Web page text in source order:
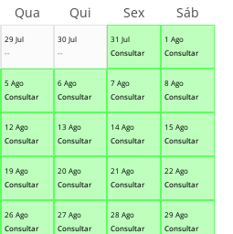
29 Jul
--
30 Jul
--
31 Jul
Consultar
1 Ago
Consultar
5 Ago
Consultar
6 Ago
Consultar
7 Ago
Consultar
8 Ago
Consultar
12 Ago
Consultar
13 Ago
Consultar
14 Ago
Consultar
15 Ago
Consultar
19 Ago
Consultar
20 Ago
Consultar
21 Ago
Consultar
22 Ago
Consultar
26 Ago
Consultar
27 Ago
Consultar
28 Ago
Consultar
29 Ago
Consultar
Qua Qui Sex Sáb